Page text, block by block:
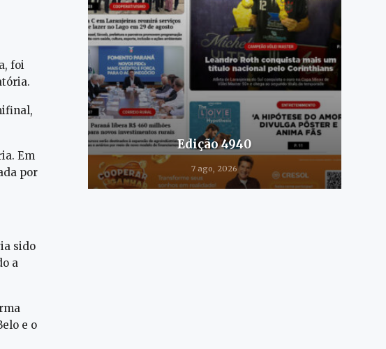
foi
Em
por
sido
a
e o
Edição 4940
7 ago, 2026